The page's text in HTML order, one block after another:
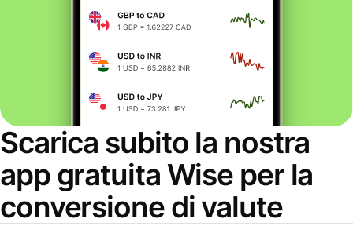
Scarica subito la nostra
app gratuita Wise per la
conversione di valute